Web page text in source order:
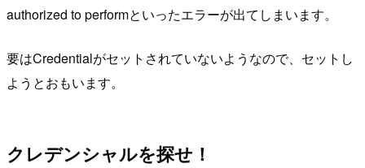
authorized to performといったエラーが出てしまいます。
要はCredentialがセットされていないようなので、セットし
ようとおもいます。
クレデンシャルを探せ！